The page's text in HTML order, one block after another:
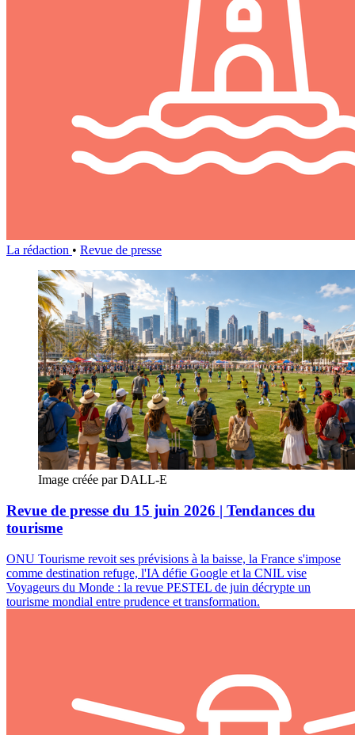
La rédaction • Revue de presse
Image créée par DALL-E
Revue de presse du 15 juin 2026 | Tendances du
tourisme
ONU Tourisme revoit ses prévisions à la baisse, la France s'impose
comme destination refuge, l'IA défie Google et la CNIL vise
Voyageurs du Monde : la revue PESTEL de juin décrypte un
tourisme mondial entre prudence et transformation.